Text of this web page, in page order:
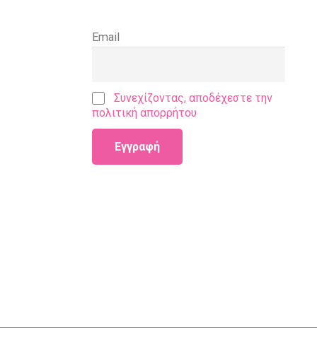
Email
Συνεχίζοντας, αποδέχεστε την
πολιτική απορρήτου